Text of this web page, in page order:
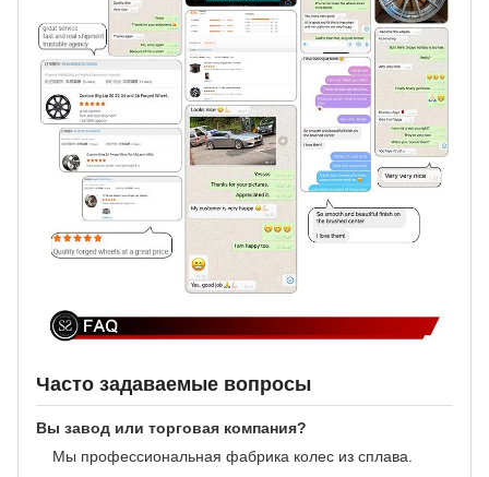
Часто задаваемые вопросы
Вы завод или торговая компания?
Мы профессиональная фабрика колес из сплава.